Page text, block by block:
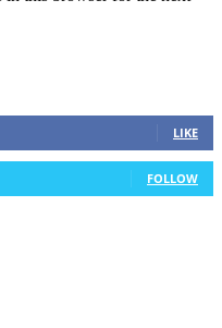
LIKE
FOLLOW